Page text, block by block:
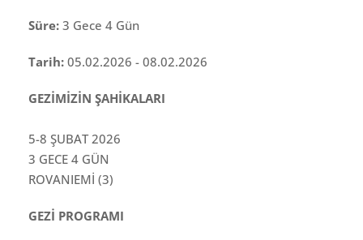
Süre: 3 Gece 4 Gün
Tarih: 05.02.2026 - 08.02.2026
GEZİMİZİN ŞAHİKALARI
5-8 ŞUBAT 2026
3 GECE 4 GÜN
ROVANIEMİ (3)
GEZİ PROGRAMI